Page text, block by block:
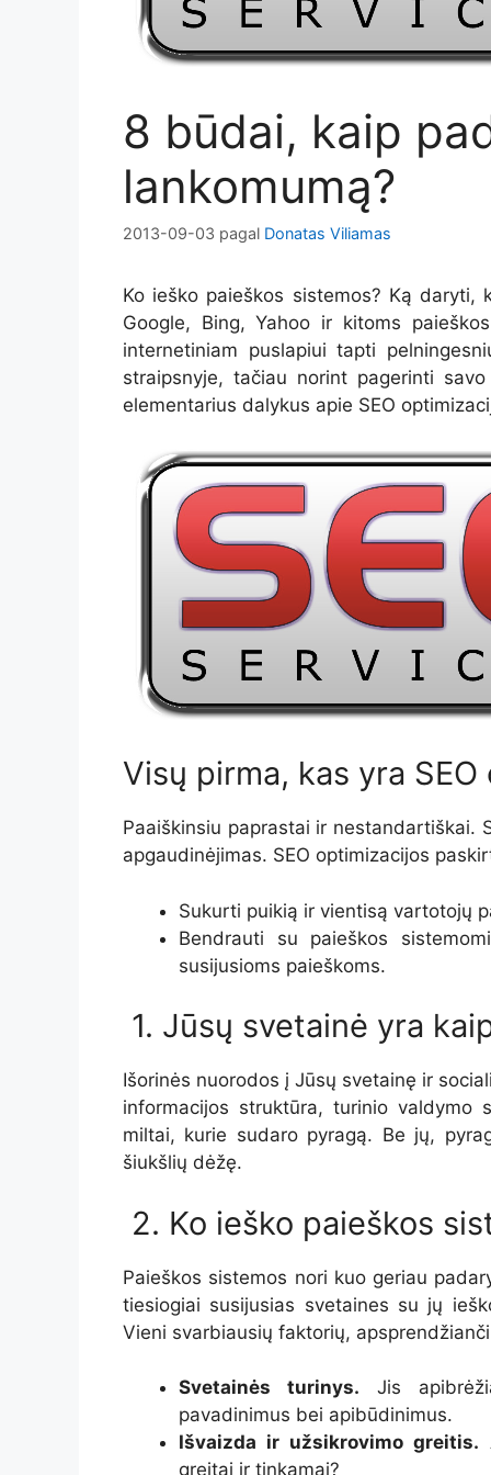
8 būdai, kaip
lankomumą?
2013-09-03 pagal Donatas Viliamas
Ko ieško paieškos sistemos? Ką
Google, Bing, Yahoo ir kitoms
internetiniam puslapiui tapti
straipsnyje, tačiau norint pagerinti
elementarius dalykus apie SEO
Visų pirma, kas yra
Paaiškinsiu paprastai ir nestandartiškai.
apgaudinėjimas. SEO optimizacijos
Sukurti puikią ir vientisą vartotojų
Bendrauti su paieškos
susijusioms paieškoms.
1. Jūsų svetainė yra
Išorinės nuorodos į Jūsų svetainę ir
informacijos struktūra, turinio
miltai, kurie sudaro pyragą. Be jų,
šiukšlių dėžę.
2. Ko ieško paieškos
Paieškos sistemos nori kuo geriau
tiesiogiai susijusias svetaines su jų
Vieni svarbiausių faktorių,
Svetainės turinys. Jis
pavadinimus bei apibūdinimus.
Išvaizda ir užsikrovimo greitis.
greitai ir tinkamai?